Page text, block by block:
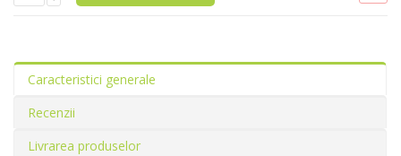
Caracteristici generale
Recenzii
Livrarea produselor